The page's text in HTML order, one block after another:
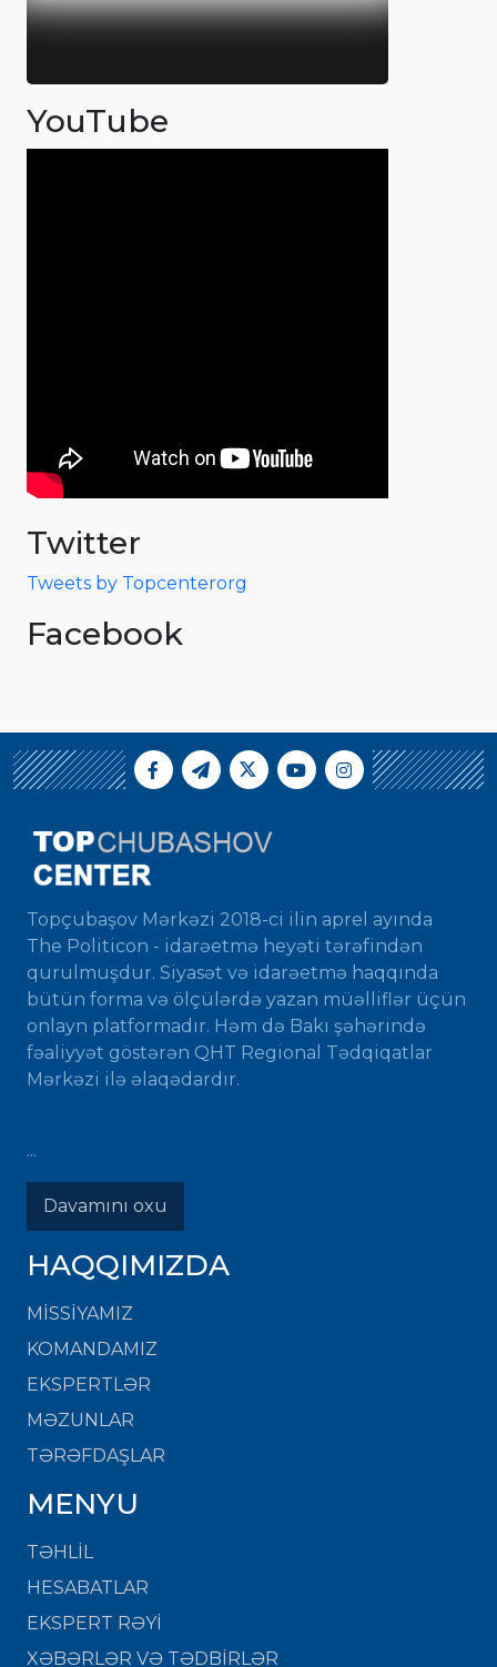
YouTube
Twitter
Tweets by Topcenterorg
Facebook
Topçubaşov Mərkəzi 2018-ci ilin aprel ayında
The Politicon - idarəetmə heyəti tərəfindən
qurulmuşdur. Siyasət və idarəetmə haqqında
bütün forma və ölçülərdə yazan müəlliflər üçün
onlayn platformadır. Həm də Bakı şəhərində
fəaliyyət göstərən QHT Regional Tədqiqatlar
Mərkəzi ilə əlaqədardır.
...
Davamını oxu
HAQQIMIZDA
MISSIYAMIZ
KOMANDAMIZ
EKSPERTLƏR
MƏZUNLAR
TƏRƏFDAŞLAR
MENYU
TƏHLİL
HESABATLAR
EKSPERT RƏYİ
XƏBƏRLƏR VƏ TƏDBİRLƏR